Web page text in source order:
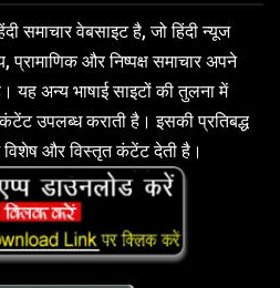
समाचार वेबसाइट है, जो हिंदी न्यूज
और निष्पक्ष समाचार अपने
यह अन्य भाषाई साइटों की तुलना में
कंटेंट उपलब्ध कराती है। इसकी प्रतिबद्ध
और विस्तृत कंटेंट देती है।